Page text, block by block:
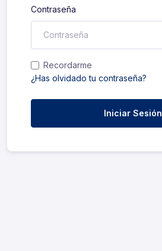
Contraseña
Recordarme
¿Has olvidado tu contraseña?
Iniciar Sesión